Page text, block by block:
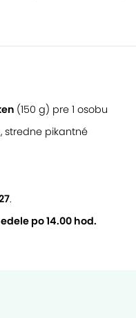
(150 g) pre 1 osobu
stredne pikantné
.
po 14.00 hod.